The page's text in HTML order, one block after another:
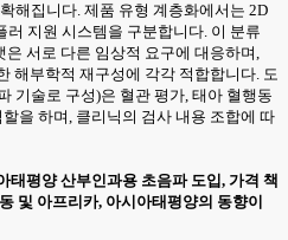
해집니다. 제품 유형 계층화에서는 2D
러 지원 시스템을 구분합니다. 이 분류
서로 다른 임상적 요구에 대응하며,
해부학적 재구성에 각각 적합합니다. 도
기술로 구성)은 혈관 평가, 태아 혈행동
을 하며, 클리닉의 검사 내용 조합에 따
태평양 산부인과용 초음파 도입, 가격 책
및 아프리카, 아시아태평양의 동향이